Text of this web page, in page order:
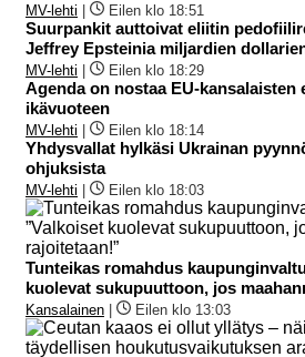
MV-lehti Eilen klo 18:51
Suurpankit auttoivat eliitin
Jeffrey Epsteinia miljardien
MV-lehti Eilen klo 18:29
Agenda on nostaa EU-kansalaisten
ikävuoteen
MV-lehti Eilen klo 18:14
Yhdysvallat hylkäsi Ukrainan
ohjuksista
MV-lehti Eilen klo 18:03
Tunteikas romahdus
kuolevat sukupuuttoon, jos
Kansalainen Eilen klo 13:03